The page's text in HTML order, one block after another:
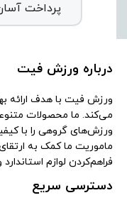
پرداخت
درباره ورزش فیت
ورزش فیت با هدف ارائه
می‌کند. ما محصولات
ورزش‌های گروهی را با
ماموریت ما کمک به
فراهم‌کردن لوازم
دسترسی سریع